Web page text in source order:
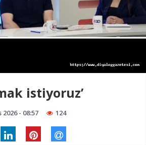
istiyoruz’
2026 - 08:57 124